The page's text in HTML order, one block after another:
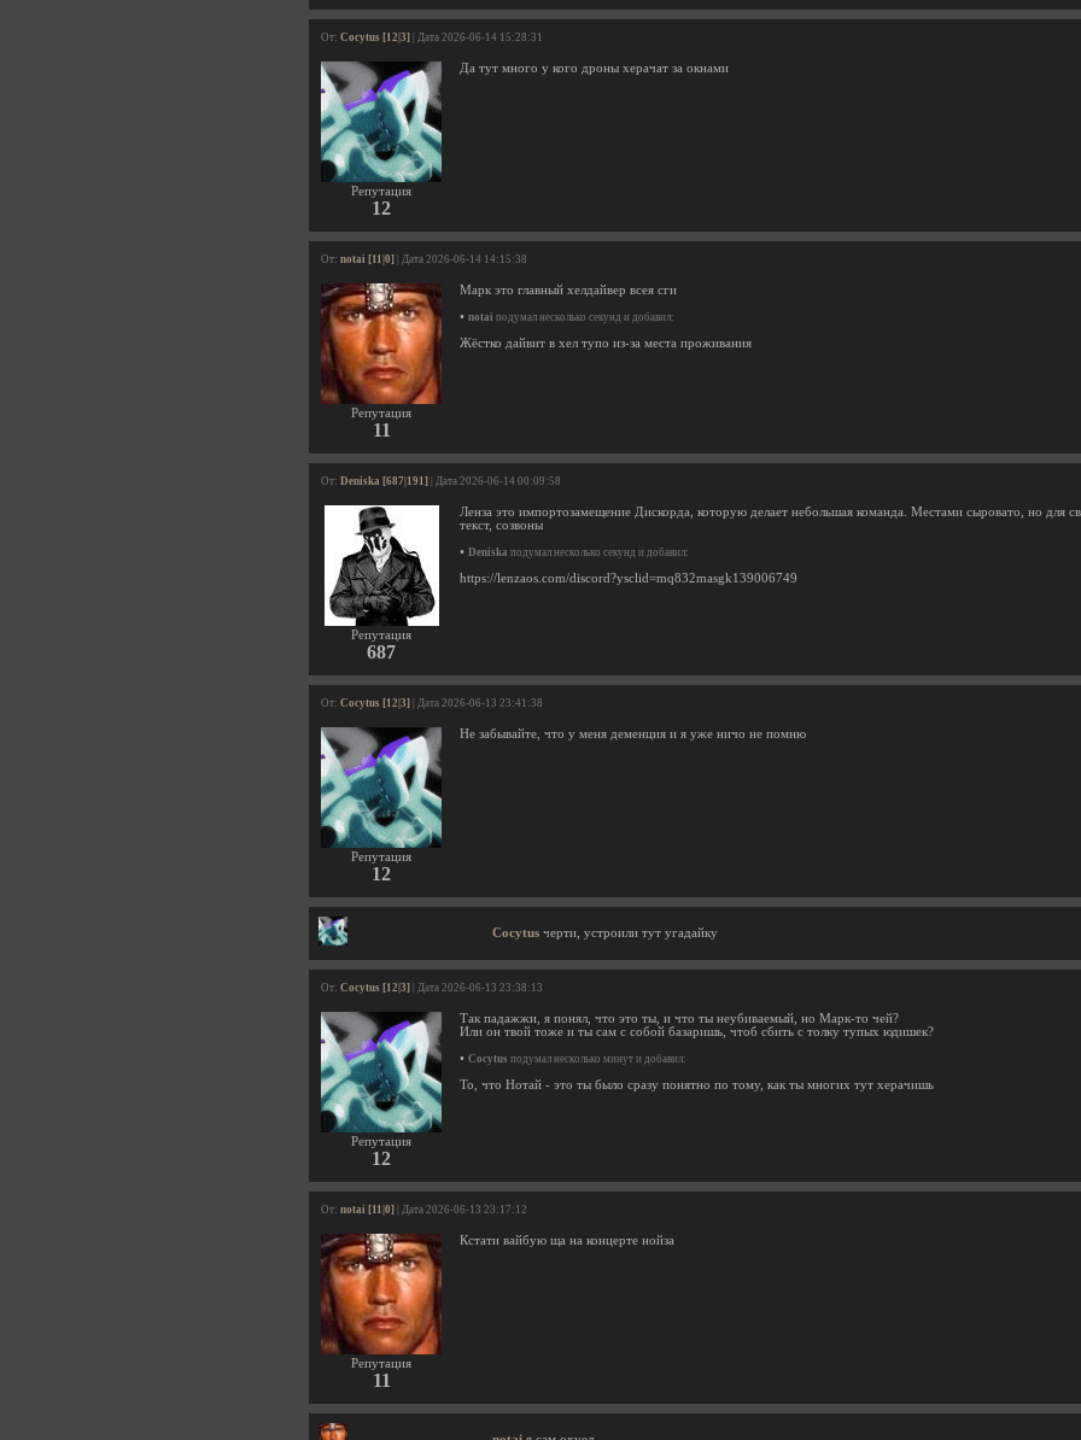
От: Cocytus [12|3] | Дата 2026-06-14 15:28:31
Репутация
12
Да тут много у кого дроны херачат за окнами
От: notai [11|0] | Дата 2026-06-14 14:15:38
Репутация
11
Марк это главный хелдайвер всея сги
• notai подумал несколько секунд и добавил:
Жёстко дайвит в хел тупо из-за места проживания
От: Deniska [687|191] | Дата 2026-06-14 00:09:58
Репутация
687
Ленза это импортозамещение Дискорда, которую делает небольшая команда. Местами сыровато, но для
текст, созвоны
• Deniska подумал несколько секунд и добавил:
https://lenzaos.com/discord?ysclid=mq832masgk139006749
От: Cocytus [12|3] | Дата 2026-06-13 23:41:38
Репутация
12
Не забывайте, что у меня деменция и я уже ничо не помню
Cocytus черти, устроили тут угадайку
От: Cocytus [12|3] | Дата 2026-06-13 23:38:13
Репутация
12
Так падажжи, я понял, что это ты, и что ты неубиваемый, но Марк-то чей?
Или он твой тоже и ты сам с собой базаришь, чтоб сбить с толку тупых юдишек?
• Cocytus подумал несколько минут и добавил:
То, что Нотай - это ты было сразу понятно по тому, как ты многих тут херачишь
От: notai [11|0] | Дата 2026-06-13 23:17:12
Репутация
11
Кстати вайбую ща на концерте нойза